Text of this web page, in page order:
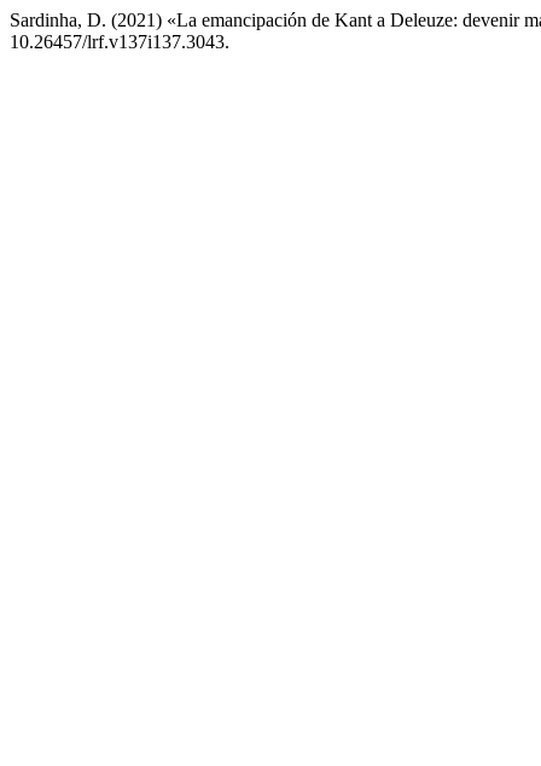
Sardinha, D. (2021) «La emancipación de Kant a Deleuze: devenir
10.26457/lrf.v137i137.3043.